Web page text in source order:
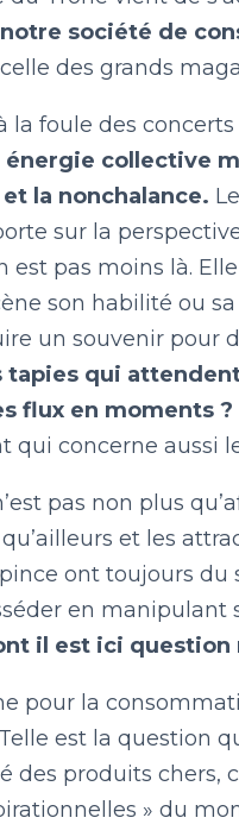
LE BILLET
CONTACT
société de
des grands
la foule des
énergie collective
la nonchalance.
sur la
est pas moins là.
son habilité ou
un souvenir pour
tapies qui
flux en moments
qui concerne aussi
pas non plus
et les
ont toujours du
en
il est ici
pour la
Telle est la question
des produits chers,
» du